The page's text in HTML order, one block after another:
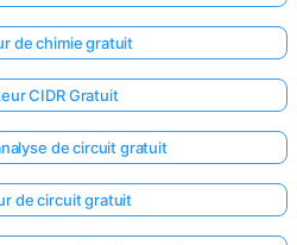
de chimie gratuit
CIDR Gratuit
de circuit gratuit
de circuit gratuit